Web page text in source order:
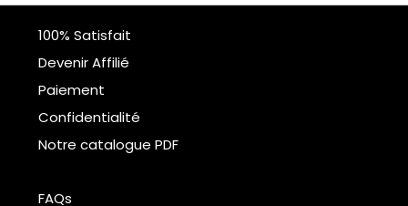
100% Satisfait
Devenir Affilié
Paiement
Confidentialité
Notre catalogue PDF
FAQs